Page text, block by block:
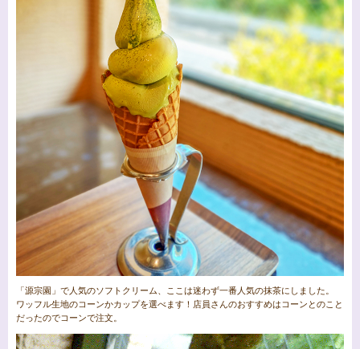
「源宗園」で人気のソフトクリーム、ここは迷わず一番人気の抹茶にしました。
ワッフル生地のコーンかカップを選べます！店員さんのおすすめはコーンとのこと
だったのでコーンで注文。